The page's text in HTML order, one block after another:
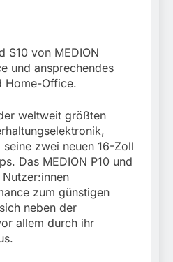
Auto sicher
S10 von MEDION
und ansprechendes
Home-Office.
weltweit größten
seine zwei neuen 16-Zoll
Das MEDION P10 und
Nutzer:innen
zum günstigen
neben der
allem durch ihr